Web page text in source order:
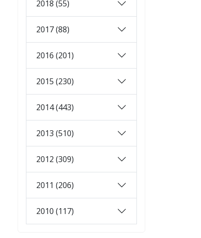
2018 (55)
2017 (88)
2016 (201)
2015 (230)
2014 (443)
2013 (510)
2012 (309)
2011 (206)
2010 (117)